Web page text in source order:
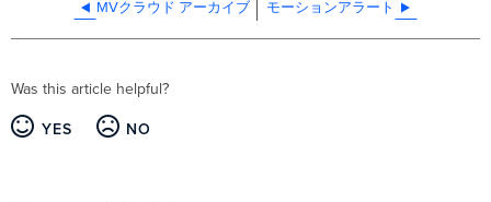
MVクラウド アーカイブ モーションアラート
Was this article helpful?
YES NO